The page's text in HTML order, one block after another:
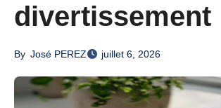
divertissement
By José PEREZ juillet 6, 2026